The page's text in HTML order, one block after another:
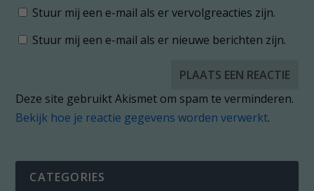
Stuur mij een e-mail als er vervolgreacties zijn.
Stuur mij een e-mail als er nieuwe berichten zijn.
Deze site gebruikt Akismet om spam te verminderen.
Bekijk hoe je reactie gegevens worden verwerkt.
CATEGORIES